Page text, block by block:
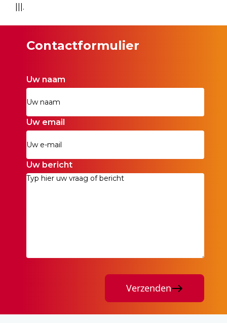
|||.
Contactformulier
Uw naam
Uw email
Uw bericht
Verzenden